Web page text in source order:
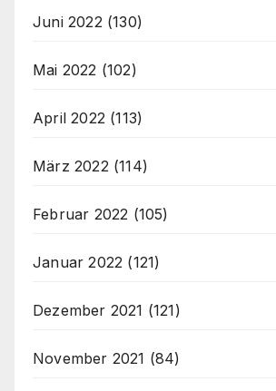
Juni 2022 (130)
Mai 2022 (102)
April 2022 (113)
März 2022 (114)
Februar 2022 (105)
Januar 2022 (121)
Dezember 2021 (121)
November 2021 (84)